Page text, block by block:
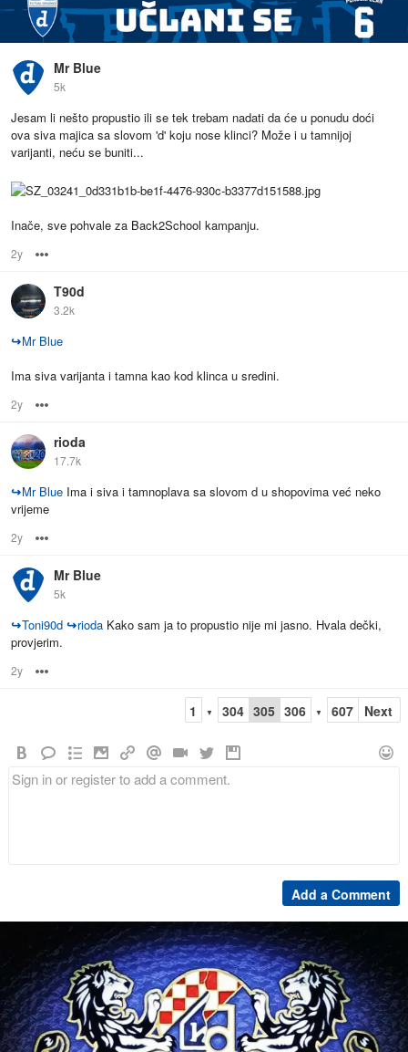
Mr Blue
5k
Jesam li nešto propustio ili se tek trebam nadati da će u ponudu doći
ova siva majica sa slovom 'd' koju nose klinci? Može i u tamnijoj
varijanti, neću se buniti...
Inače, sve pohvale za Back2School kampanju.
2y
T90d
3.2k
↪Mr Blue
Ima siva varijanta i tamna kao kod klinca u sredini.
2y
rioda
17.7k
↪Mr Blue Ima i siva i tamnoplava sa slovom d u shopovima već neko
vrijeme
2y
Mr Blue
5k
↪Toni90d ↪rioda Kako sam ja to propustio nije mi jasno. Hvala dečki,
provjerim.
2y
1 ▼ 304 305 306 ▼ 607 Next
Add a Comment